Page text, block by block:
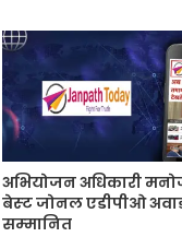
अभियोजन अधिकारी
बेस्‍ट जोनल एडीपीओ
सम्‍मानित